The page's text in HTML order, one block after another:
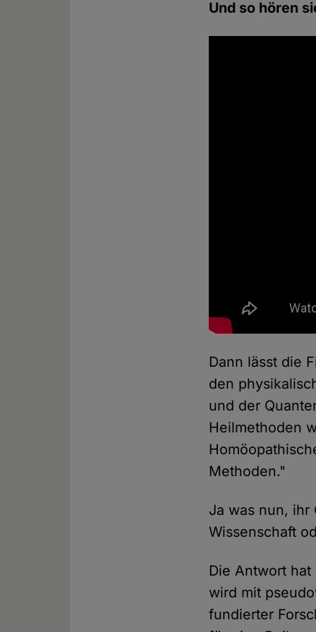
Und so hören
Dann lässt die
den
und der
Heilmethoden
Methoden."
Ja was nun, ihr
Wissenschaft
Die Antwort hat
wird mit
fundierter